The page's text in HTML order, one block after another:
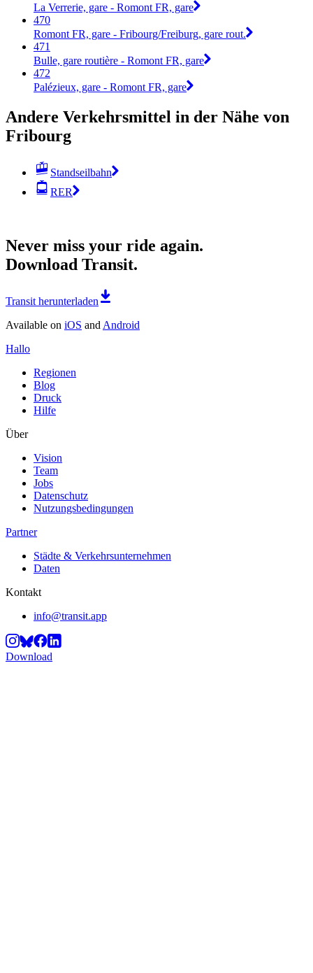
La Verrerie, gare - Romont FR, gare
470
Romont FR, gare - Fribourg/Freiburg, gare rout.
471
Bulle, gare routière - Romont FR, gare
472
Palézieux, gare - Romont FR, gare
Andere Verkehrsmittel in der Nähe von
Fribourg
Standseilbahn
RER
Never miss your ride again.
Download Transit.
Transit herunterladen
Available on iOS and Android
Hallo
Regionen
Blog
Druck
Hilfe
Über
Vision
Team
Jobs
Datenschutz
Nutzungsbedingungen
Partner
Städte & Verkehrsunternehmen
Daten
Kontakt
info@transit.app
Download